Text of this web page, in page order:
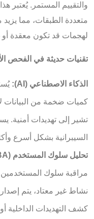
والتقييم المستمر. يُعتبر
متعددة الطبقات، مما
لهجمات قد تكون معقدة أو
تقنيات حديثة في الفحص
الذكاء الاصطناعي (AI):
كميات ضخمة من البيانات
تشير إلى تهديدات أمنية.
السيبرانية بشكل أسرع
تحليل سلوك المستخدم (UBA):
مراقبة سلوك
نشاط غير معتاد، يتم
كشف التهديدات الداخلية